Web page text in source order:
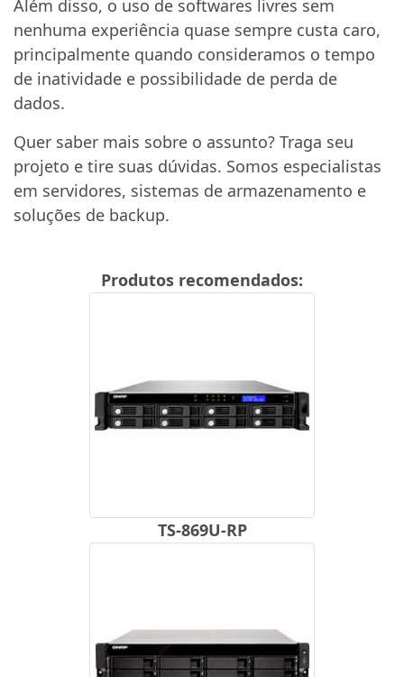
Além disso, o uso de softwares livres sem
nenhuma experiência quase sempre custa caro,
principalmente quando consideramos o tempo
de inatividade e possibilidade de perda de
dados.
Quer saber mais sobre o assunto? Traga seu
projeto e tire suas dúvidas. Somos especialistas
em servidores, sistemas de armazenamento e
soluções de backup.
Produtos recomendados:
TS-869U-RP